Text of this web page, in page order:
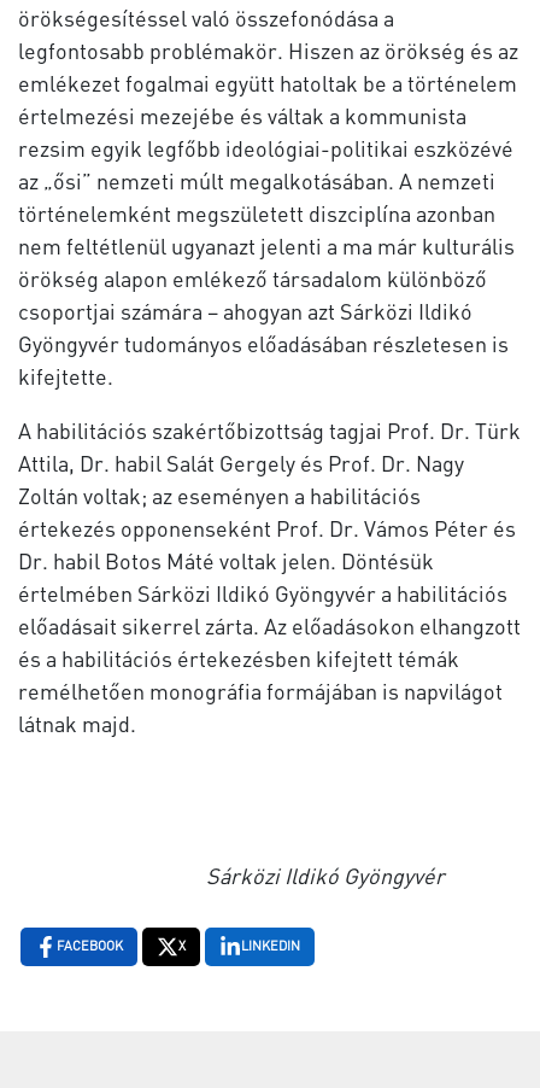
örökségesítéssel való összefonódása a
legfontosabb problémakör. Hiszen az örökség és az
emlékezet fogalmai együtt hatoltak be a történelem
értelmezési mezejébe és váltak a kommunista
rezsim egyik legfőbb ideológiai-politikai eszközévé
az „ősi” nemzeti múlt megalkotásában. A nemzeti
történelemként megszületett diszciplína azonban
nem feltétlenül ugyanazt jelenti a ma már kulturális
örökség alapon emlékező társadalom különböző
csoportjai számára – ahogyan azt Sárközi Ildikó
Gyöngyvér tudományos előadásában részletesen is
kifejtette.
A habilitációs szakértőbizottság tagjai Prof. Dr. Türk
Attila, Dr. habil Salát Gergely és Prof. Dr. Nagy
Zoltán voltak; az eseményen a habilitációs
értekezés opponenseként Prof. Dr. Vámos Péter és
Dr. habil Botos Máté voltak jelen. Döntésük
értelmében Sárközi Ildikó Gyöngyvér a habilitációs
előadásait sikerrel zárta. Az előadásokon elhangzott
és a habilitációs értekezésben kifejtett témák
remélhetően monográfia formájában is napvilágot
látnak majd.
Sárközi Ildikó Gyöngyvér
FACEBOOK X LINKEDIN